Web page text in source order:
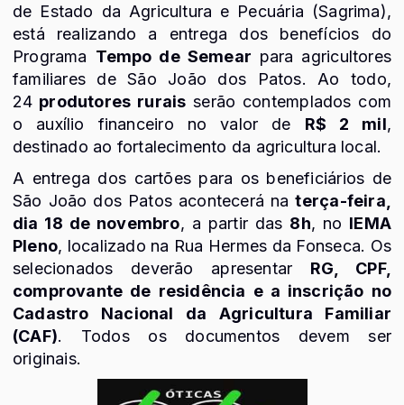
de Estado da Agricultura e Pecuária (Sagrima),
está realizando a entrega dos benefícios do
Programa Tempo de Semear para agricultores
familiares de São João dos Patos. Ao todo,
24 produtores rurais serão contemplados com
o auxílio financeiro no valor de R$ 2 mil,
destinado ao fortalecimento da agricultura local.
A entrega dos cartões para os beneficiários de
São João dos Patos acontecerá naterça-feira,
dia 18 de novembro, a partir das 8h, no IEMA
Pleno, localizado na Rua Hermes da Fonseca. Os
selecionados deverão apresentar RG, CPF,
comprovante de residência e a inscrição no
Cadastro Nacional da Agricultura Familiar
(CAF). Todos os documentos devem ser
originais.